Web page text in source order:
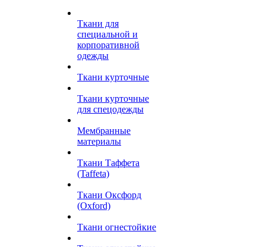
Ткани для
специальной и
корпоративной
одежды
Ткани курточные
Ткани курточные
для спецодежды
Мембранные
материалы
Ткани Таффета
(Taffeta)
Ткани Оксфорд
(Oxford)
Ткани огнестойкие